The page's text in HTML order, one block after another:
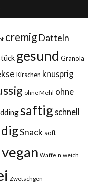
cremig Datteln
gesund Granola
Kirschen knusprig
ohne Mehl ohne
saftig schnell
Snack soft
vegan Waffeln weich
Zwetschgen